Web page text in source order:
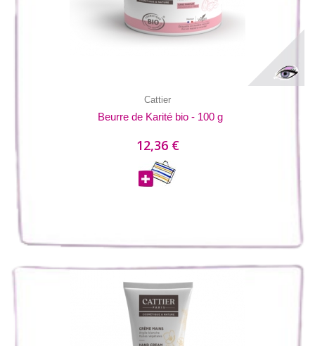
Cattier
Beurre de Karité bio - 100 g
12,36 €